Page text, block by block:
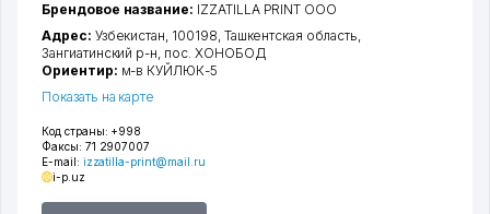
Код страны: +998
Факсы: 71 2907007
E-mail: izzatilla-print@mail.ru
i-p.uz
Брендовое название: IZZATILLA PRINT ООО
Адрес: Узбекистан, 100198, Ташкентская область,
Зангиатинский р-н, пос. ХОНОБОД
Ориентир: м-в КУЙЛЮК-5
Показать на карте